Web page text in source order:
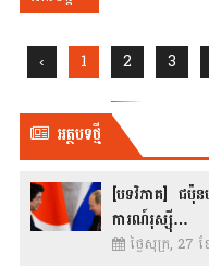
‹ 1 2 3
អត្ថបទថ្មី
[បទវិភាគ] ជប៉ុន
ការណ៍រុស្ស៊ី…
ថ្ងៃសុក្រ, 27